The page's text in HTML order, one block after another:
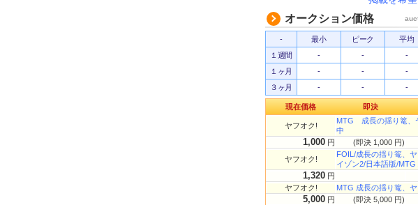
オークション価格
- 最小 ピーク 平均
１週間
- - -
１ヶ月
- - -
３ヶ月
- - -
現在価格 即決
ヤフオク!
MTG 成長の揺り篭
中
1,000 円 (即決 1,000 円)
ヤフオク!
FOIL/成長の揺り篭、
イゾン2/日本語版/MTG
1,320 円
ヤフオク! MTG 成長の揺り篭、
5,000 円 (即決 5,000 円)